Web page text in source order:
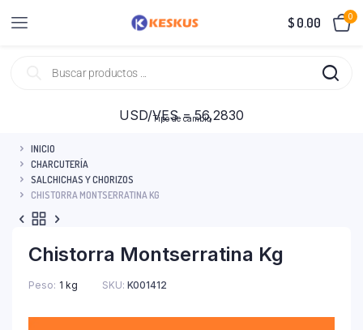
$ 0.00 0
Tipo de cambio
USD/VES = 56,2830
INICIO
CHARCUTERÍA
SALCHICHAS Y CHORIZOS
CHISTORRA MONTSERRATINA KG
Chistorra Montserratina Kg
Peso 1 kg SKU: K001412